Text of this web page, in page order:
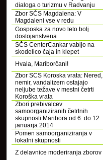
dialoga o turizmu v Radvanju
Zbor SČS Magdalena: V
Magdaleni vse v redu
Gosposka za novo leto bolj
dostojanstvena
SČS CenterCankar vabijo na
skodelico čaja in klepet
Hvala, Mariborčani!
Zbor SCS Koroska vrata: Nered,
nemir, vandalizem ostajajo
neljube težave v mestni četrti
Koroška vrata
Zbori prebivalcev
samoorganiziranih četrtnih
skupnosti Maribora od 6. do 12.
januarja 2014
Pomen samoorganiziranja v
lokalni skupnosti
Z delavnice moderiranja zborov